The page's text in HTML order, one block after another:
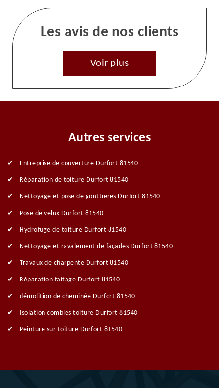
Les avis de nos clients
Voir plus
Autres services
Entreprise de couverture Durfort 81540
Réparation de toiture Durfort 81540
Nettoyage et pose de gouttières Durfort 81540
Pose de velux Durfort 81540
Hydrofuge de toiture Durfort 81540
Nettoyage et ravalement de façades Durfort 81540
Travaux de charpente Durfort 81540
Réparation faitage Durfort 81540
démolition de cheminée Durfort 81540
Isolation combles toiture Durfort 81540
Peinture sur toiture Durfort 81540